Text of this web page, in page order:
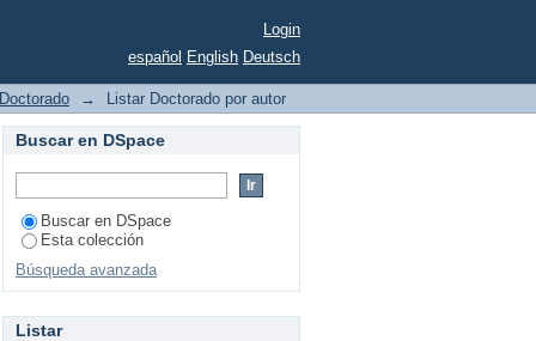
Login
español English Deutsch
Doctorado → Listar Doctorado por autor
Buscar en DSpace
Buscar en DSpace
Esta colección
Búsqueda avanzada
Listar